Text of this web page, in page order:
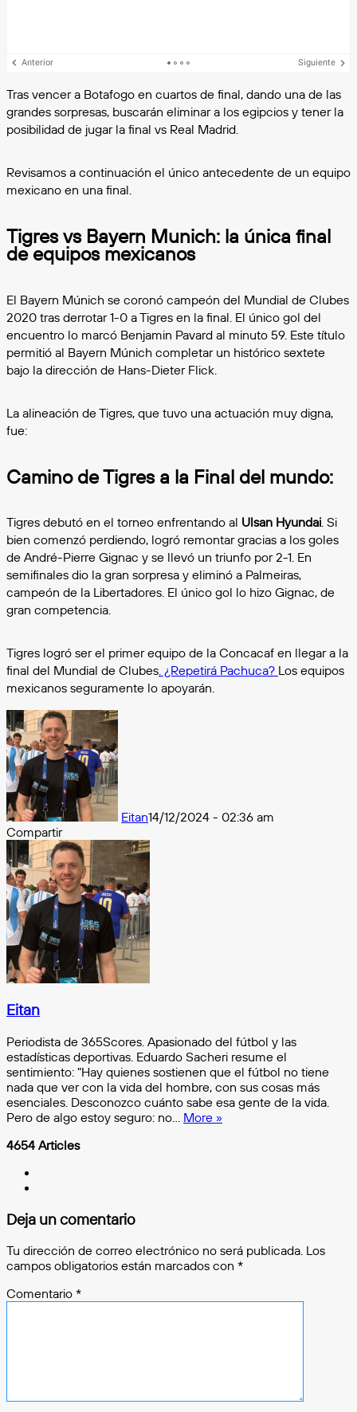
Anterior Siguiente
Tras vencer a Botafogo en cuartos de final, dando una de las
grandes sorpresas, buscarán eliminar a los egipcios y tener la
posibilidad de jugar la final vs Real Madrid.
Revisamos a continuación el único antecedente de un equipo
mexicano en una final.
Tigres vs Bayern Munich: la única final
de equipos mexicanos
El Bayern Múnich se coronó campeón del Mundial de Clubes
2020 tras derrotar 1-0 a Tigres en la final. El único gol del
encuentro lo marcó Benjamin Pavard al minuto 59. Este título
permitió al Bayern Múnich completar un histórico sextete
bajo la dirección de Hans-Dieter Flick.
La alineación de Tigres, que tuvo una actuación muy digna,
fue:
Camino de Tigres a la Final del mundo:
Tigres debutó en el torneo enfrentando al Ulsan Hyundai. Si
bien comenzó perdiendo, logró remontar gracias a los goles
de André-Pierre Gignac y se llevó un triunfo por 2-1. En
semifinales dio la gran sorpresa y eliminó a Palmeiras,
campeón de la Libertadores. El único gol lo hizo Gignac, de
gran competencia.
Tigres logró ser el primer equipo de la Concacaf en llegar a la
final del Mundial de Clubes. ¿Repetirá Pachuca? Los equipos
mexicanos seguramente lo apoyarán.
Eitan14/12/2024 - 02:36 am
Compartir
Facebook
X
Messenger
Messenger
WhatsApp
Telegram
Compartir
por
e-
mail
Eitan
Periodista de 365Scores. Apasionado del fútbol y las
estadísticas deportivas. Eduardo Sacheri resume el
sentimiento: "Hay quienes sostienen que el fútbol no tiene
nada que ver con la vida del hombre, con sus cosas más
esenciales. Desconozco cuánto sabe esa gente de la vida.
Pero de algo estoy seguro: no… More »
4654 Articles
Deja un comentario
Tu dirección de correo electrónico no será publicada. Los
campos obligatorios están marcados con *
Comentario *